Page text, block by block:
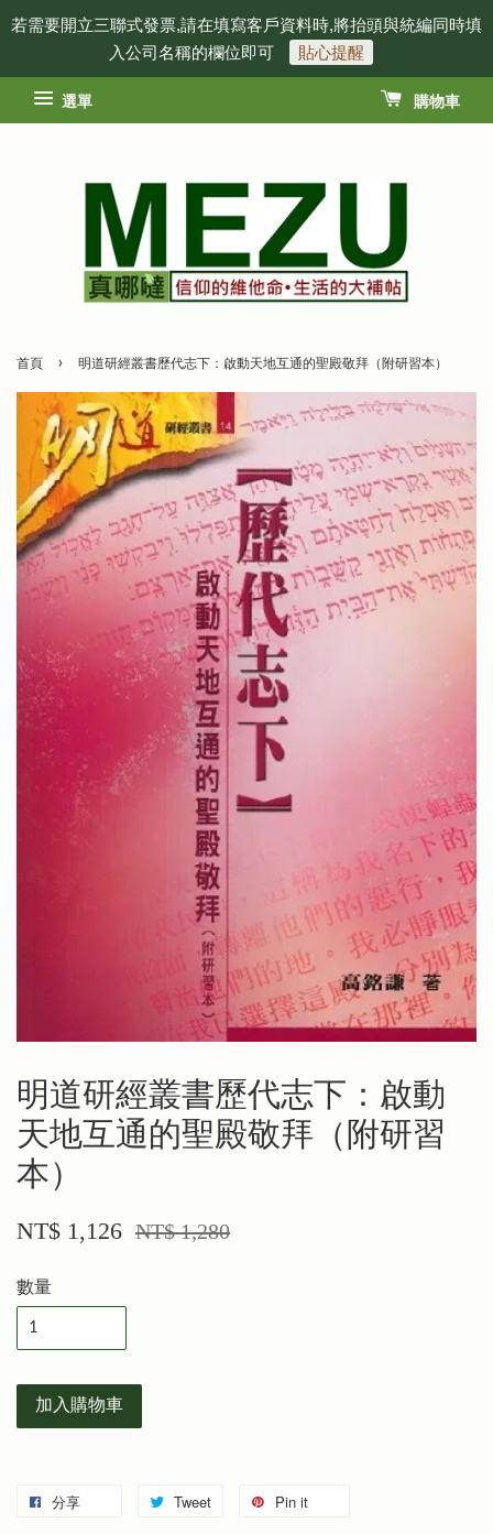
若需要開立三聯式發票,請在填寫客戶資料時,將抬頭與統編同時填
入公司名稱的欄位即可
貼心提醒
選單 購物車
首頁 › 明道研經叢書歷代志下：啟動天地互通的聖殿敬拜（附研習本）
明道研經叢書歷代志下：啟動
天地互通的聖殿敬拜（附研習
本）
NT$ 1,126 NT$ 1,280
數量
加入購物車
分享 Tweet Pin it